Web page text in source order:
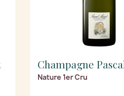
Champagne
Nature 1er Cru